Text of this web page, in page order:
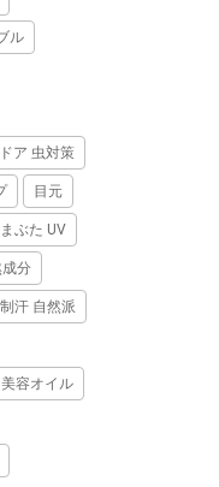
ル
ア 虫対策
目元
まぶた UV
成分
制汗 自然派
容オイル